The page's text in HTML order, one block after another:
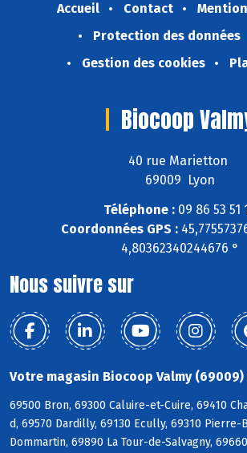
Accueil Contact
Protection des données
Gestion des cookies
Biocoop
40 rue Marietton
69009 Lyon
Téléphone : 09 86 53 51
Coordonnées GPS :
4,80362340244676 °
Nous suivre sur
Votre magasin Biocoop Valmy
69500 Bron, 69300 Caluire-et-Cuire, 69410
d, 69570 Dardilly, 69130 Ecully, 69310 Pierre-
Dommartin, 69890 La Tour-de-Salvagny,